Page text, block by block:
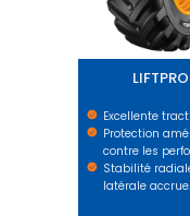
LIFTPRO
Excellente
Protection
contre les
Stabilité
latérale accrue.